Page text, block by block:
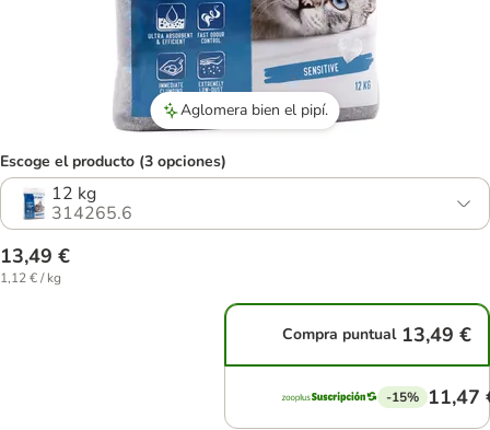
Aglomera bien el pipí.
Escoge el producto (3 opciones)
12 kg
314265.6
13,49 €
1,12 € / kg
Compra puntual 13,49 €
-15% 11,47